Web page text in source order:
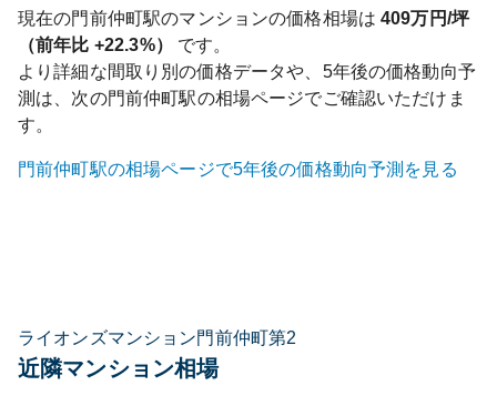
現在の門前仲町駅のマンションの価格相場は 409万円/坪
（前年比 +22.3%）
です。
より詳細な間取り別の価格データや、5年後の価格動向予
測は、次の門前仲町駅の相場ページでご確認いただけま
す。
門前仲町駅の相場ページで5年後の価格動向予測を見る
ライオンズマンション門前仲町第2
近隣マンション相場